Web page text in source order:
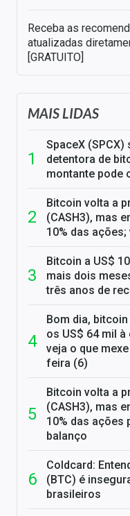
Receba as
atualizadas
[GRATUITO]
MAIS LIDAS
SpaceX
detentora de
montante pode
Bitcoin volta a
(CASH3), mas
10% das
Bitcoin a US$
mais dois
três anos de
Bom dia,
os US$ 64 mil à
veja o que
feira (6)
Bitcoin volta a
(CASH3), mas
10% das ações
balanço
Coldcard:
(BTC) é
brasileiros